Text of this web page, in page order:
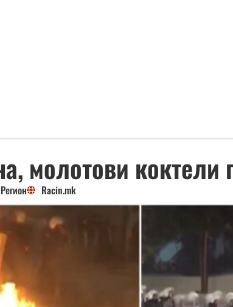
молотови
Регион Racin.mk